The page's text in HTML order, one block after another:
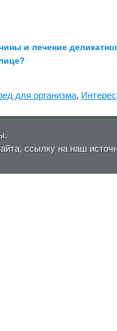
и лечение
для организма,
ссылку на наш